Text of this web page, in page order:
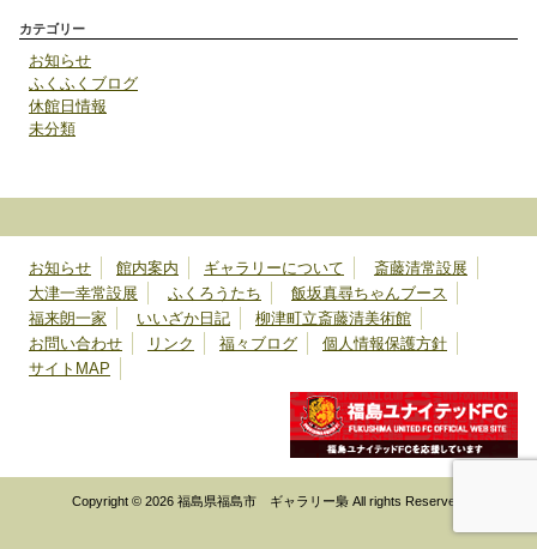
カテゴリー
お知らせ
ふくふくブログ
休館日情報
未分類
お知らせ 館内案内 ギャラリーについて
斎藤清常設展
大津一幸常設展
ふくろうたち
飯坂真尋ちゃんブース
福来朗一家
いいざか日記
柳津町立斎藤清美術館
お問い合わせ
リンク 福々ブログ
個人情報保護方針
サイトMAP
Copyright © 2026 福島県福島市 ギャラリー梟 All rights Reserved.